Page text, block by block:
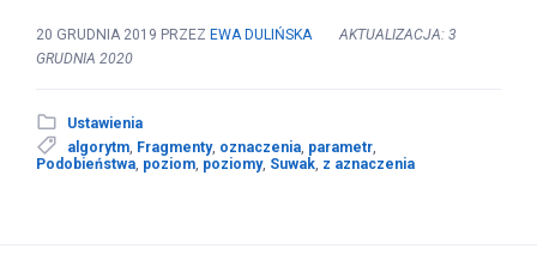
20 GRUDNIA 2019 PRZEZ EWA DULIŃSKA
AKTUALIZACJA: 3
GRUDNIA 2020
Ustawienia
algorytm, Fragmenty, oznaczenia, parametr,
Podobieństwa, poziom, poziomy, Suwak, z aznaczenia